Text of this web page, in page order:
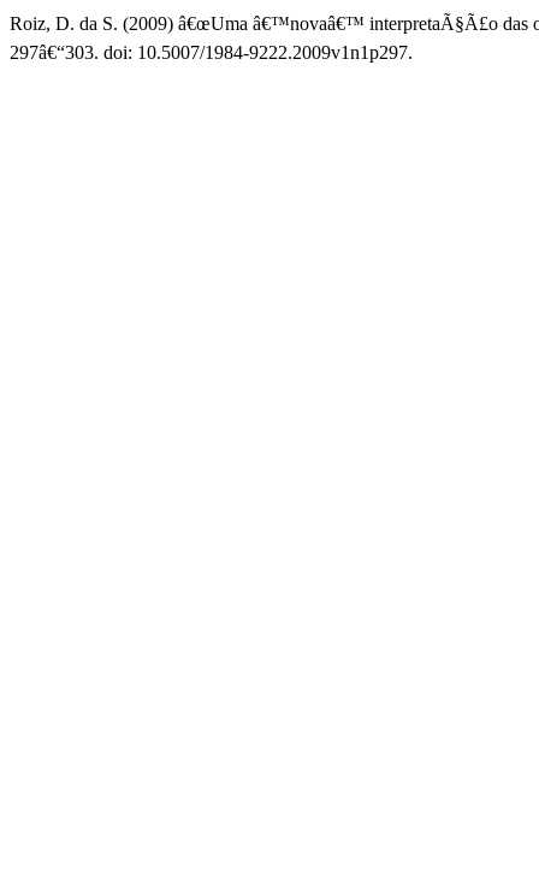
Roiz, D. da S. (2009) â€œUma â€™novaâ€™ interpretaÃ§Ã£o das
297â€“303. doi: 10.5007/1984-9222.2009v1n1p297.